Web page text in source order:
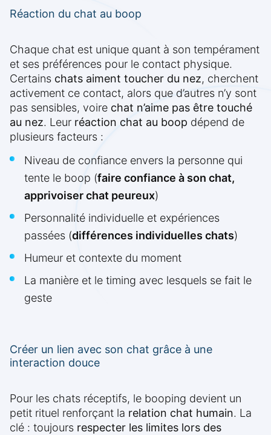
Réaction du chat au boop
Chaque chat est unique quant à son tempérament
et ses préférences pour le contact physique.
Certains chats aiment toucher du nez, cherchent
activement ce contact, alors que d’autres n’y sont
pas sensibles, voire chat n’aime pas être touché
au nez. Leur réaction chat au boop dépend de
plusieurs facteurs :
Niveau de confiance envers la personne qui
tente le boop (faire confiance à son chat,
apprivoiser chat peureux)
Personnalité individuelle et expériences
passées (différences individuelles chats)
Humeur et contexte du moment
La manière et le timing avec lesquels se fait le
geste
Créer un lien avec son chat grâce à une
interaction douce
Pour les chats réceptifs, le booping devient un
petit rituel renforçant la relation chat humain. La
clé : toujours respecter les limites lors des